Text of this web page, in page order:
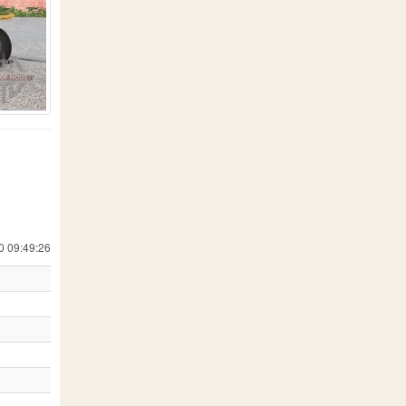
5
3
78
1
36
269
5
12
3
15
1
09:49:26